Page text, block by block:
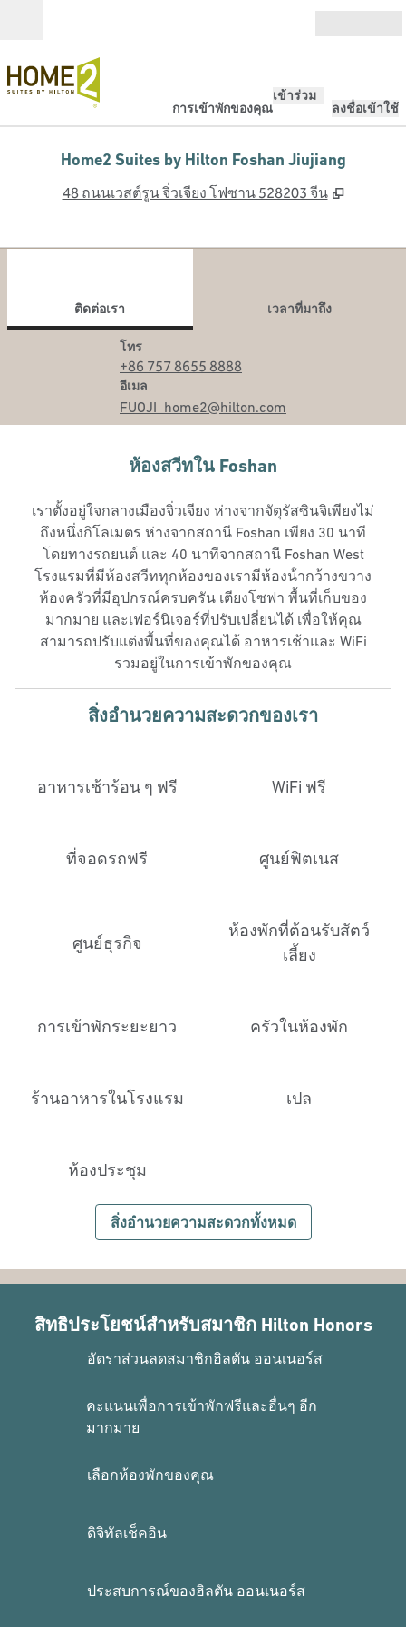
การเข้าพักของคุณ
เข้าร่วม
ลงชื่อเข้าใช้
Home2 Suites by Hilton Foshan Jiujiang
48 ถนนเวสต์รูน จิ่วเจียง โฟซาน 528203 จีน ,
ติดต่อเรา
เวลาที่มาถึง
โทร
โทร
+86 757 8655 8888
อีเมล
อีเมล
FUOJI_home2@hilton.com
ห้องสวีทใน Foshan
เราตั้งอยู่ใจกลางเมืองจิ่วเจียง ห่างจากจัตุรัสซินจิเพียงไม่
ถึงหนึ่งกิโลเมตร ห่างจากสถานี Foshan เพียง 30 นาที
โดยทางรถยนต์ และ 40 นาทีจากสถานี Foshan West
โรงแรมที่มีห้องสวีททุกห้องของเรามีห้องน้ํากว้างขวาง
ห้องครัวที่มีอุปกรณ์ครบครัน เตียงโซฟา พื้นที่เก็บของ
มากมาย และเฟอร์นิเจอร์ที่ปรับเปลี่ยนได้ เพื่อให้คุณ
สามารถปรับแต่งพื้นที่ของคุณได้ อาหารเช้าและ WiFi
รวมอยู่ในการเข้าพักของคุณ
สิ่งอํานวยความสะดวกของเรา
อาหารเช้าร้อน ๆ ฟรี WiFi ฟรี
ที่จอดรถฟรี ศูนย์ฟิตเนส
ศูนย์ธุรกิจ
ห้องพักที่ต้อนรับสัตว์
เลี้ยง
การเข้าพักระยะยาว ครัวในห้องพัก
ร้านอาหารในโรงแรม เปล
ห้องประชุม
สิ่งอํานวยความสะดวกทั้งหมด
สิทธิประโยชน์สำหรับสมาชิก Hilton Honors
อัตราส่วนลดสมาชิกฮิลตัน ออนเนอร์ส
คะแนนเพื่อการเข้าพักฟรีและอื่นๆ อีก
มากมาย
เลือกห้องพักของคุณ
ดิจิทัลเช็คอิน
ประสบการณ์ของฮิลตัน ออนเนอร์ส